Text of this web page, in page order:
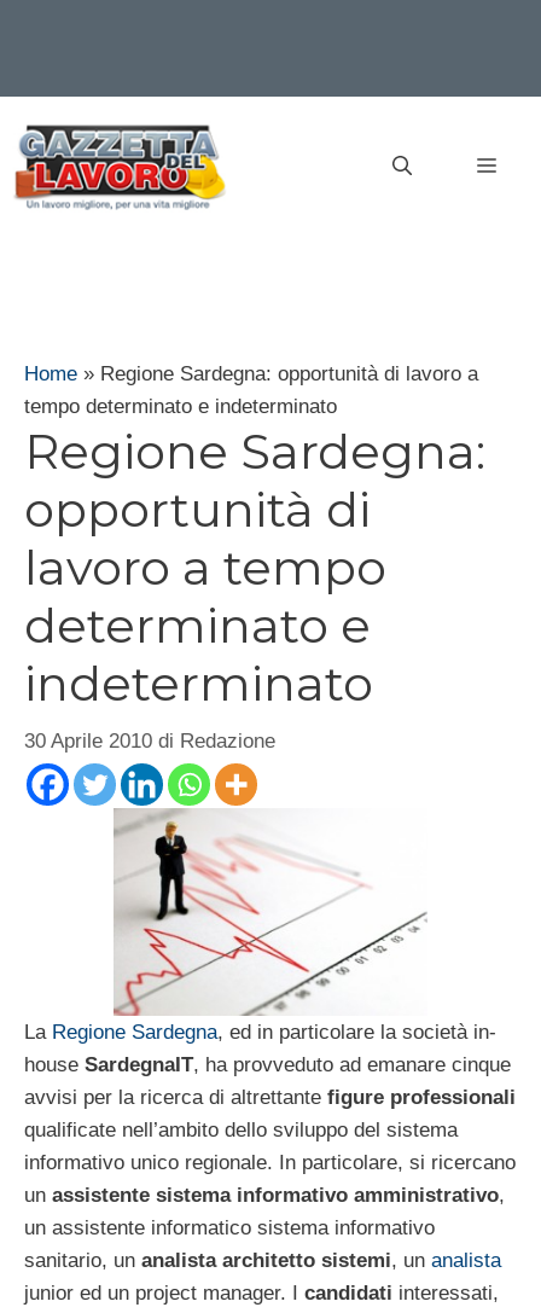
contenuto
Home » Regione Sardegna: opportunità di lavoro a
tempo determinato e indeterminato
Regione Sardegna:
opportunità di
lavoro a tempo
determinato e
indeterminato
30 Aprile 2010 di Redazione
La Regione Sardegna, ed in particolare la società in-
house SardegnaIT, ha provveduto ad emanare cinque
avvisi per la ricerca di altrettante figure professionali
qualificate nell’ambito dello sviluppo del sistema
informativo unico regionale. In particolare, si ricercano
un assistente sistema informativo amministrativo,
un assistente informatico sistema informativo
sanitario, un analista architetto sistemi, un analista
junior ed un project manager. I candidati interessati,